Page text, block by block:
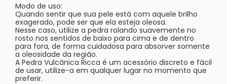
Modo de uso:
Quando sentir que sua pele está com aquele brilho
exagerado, pode ser que ela esteja oleosa.
Nesse caso, utilize a pedra rolando suavemente no
rosto nos sentidos de baixo para cima e de dentro
para fora, de forma cuidadosa para absorver somente
a oleosidade da região.
A Pedra Vulcânica Ricca é um acessório discreto e fácil
de usar, utilize-a em qualquer lugar no momento que
preferir.